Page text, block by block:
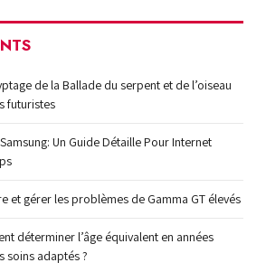
de la Ballade du serpent et de l’oiseau
futuristes
Un Guide Détaille Pour Internet
et gérer les problèmes de Gamma GT élevés
déterminer l’âge équivalent en années
soins adaptés ?